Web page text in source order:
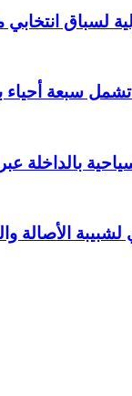
لسباق انتخابي
سبعة أحياء
بالداخلة
الأصالة